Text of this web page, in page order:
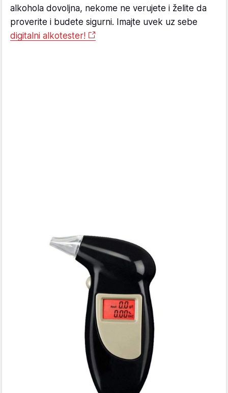
alkohola dovoljna, nekome ne verujete i želite da
proverite i budete sigurni. Imajte uvek uz sebe
digitalni alkotester!